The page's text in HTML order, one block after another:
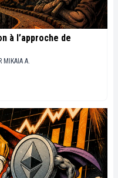
à l’approche de
MIKAIA A.